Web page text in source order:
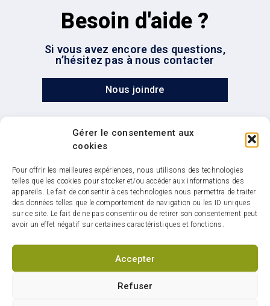
Gérer le consentement aux
cookies
Pour offrir les meilleures expériences, nous utilisons des technologies
telles que les cookies pour stocker et/ou accéder aux informations des
appareils. Le fait de consentir à ces technologies nous permettra de traiter
des données telles que le comportement de navigation ou les ID uniques
sur ce site. Le fait de ne pas consentir ou de retirer son consentement peut
avoir un effet négatif sur certaines caractéristiques et fonctions.
Accepter
Refuser
Besoin d'aide ?
Si vous avez encore des questions,
n’hésitez pas à nous contacter
Nous joindre
Infolettre : restez
connectés sur votre ville